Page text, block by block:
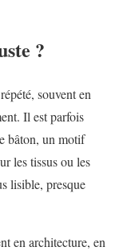
?
souvent en
Il est parfois
bâton, un motif
les tissus ou les
lisible, presque
en architecture, en